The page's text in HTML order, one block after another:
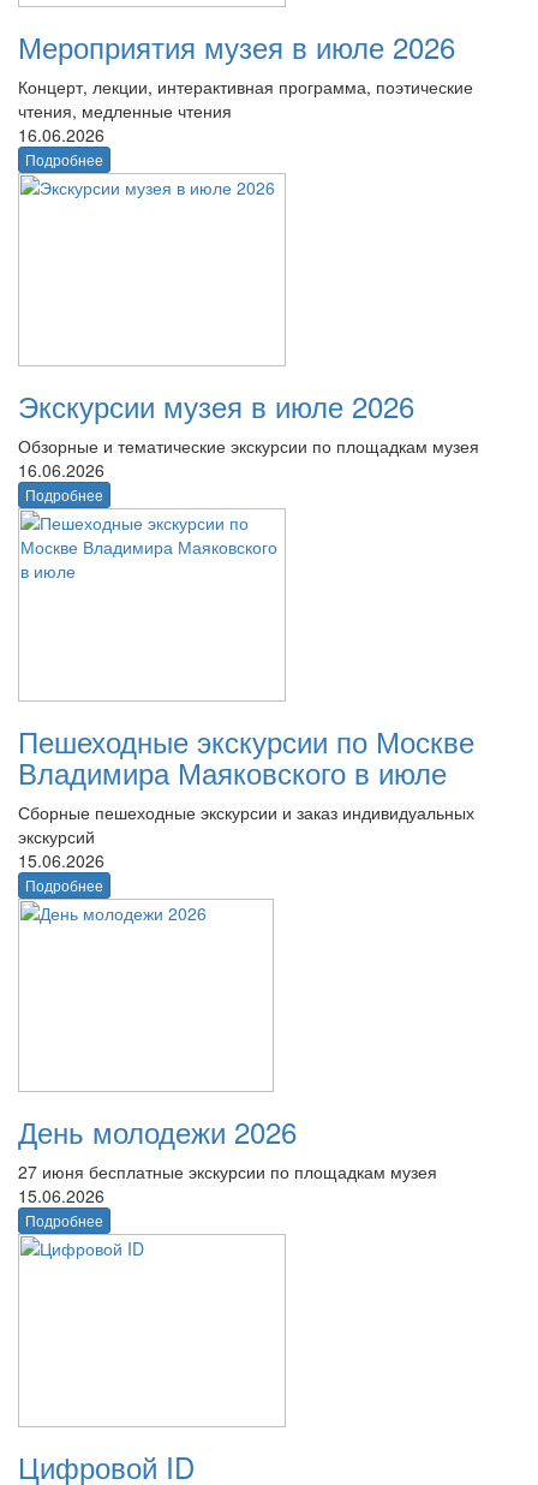
Мероприятия музея в июле 2026
Концерт, лекции, интерактивная программа, поэтические
чтения, медленные чтения
16.06.2026
Подробнее
Экскурсии музея в июле 2026
Обзорные и тематические экскурсии по площадкам музея
16.06.2026
Подробнее
Пешеходные экскурсии по Москве
Владимира Маяковского в июле
Сборные пешеходные экскурсии и заказ индивидуальных
экскурсий
15.06.2026
Подробнее
День молодежи 2026
27 июня бесплатные экскурсии по площадкам музея
15.06.2026
Подробнее
Цифровой ID